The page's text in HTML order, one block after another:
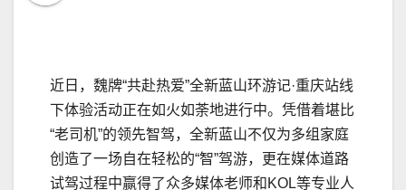
近日，魏牌“共赴热爱”全新蓝山环游记·重庆站线
下体验活动正在如火如荼地进行中。凭借着堪比
“老司机”的领先智驾，全新蓝山不仅为多组家庭
创造了一场自在轻松的“智”驾游，更在媒体道路
试驾过程中赢得了众多媒体老师和KOL等专业人